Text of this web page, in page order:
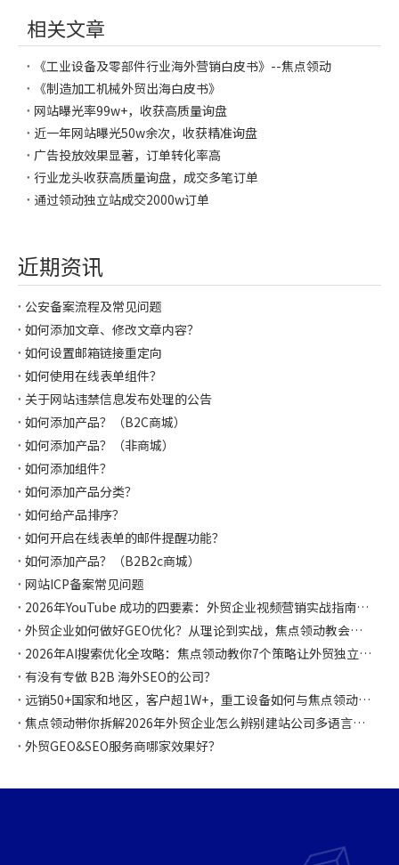
相关文章
《工业设备及零部件行业海外营销白皮书》--焦点领动
《制造加工机械外贸出海白皮书》
网站曝光率99w+，收获高质量询盘
近一年网站曝光50w余次，收获精准询盘
广告投放效果显著，订单转化率高
行业龙头收获高质量询盘，成交多笔订单
通过领动独立站成交2000w订单
近期资讯
公安备案流程及常见问题
如何添加文章、修改文章内容？
如何设置邮箱链接重定向
如何使用在线表单组件？
关于网站违禁信息发布处理的公告
如何添加产品？（B2C商城）
如何添加产品？（非商城）
如何添加组件？
如何添加产品分类？
如何给产品排序？
如何开启在线表单的邮件提醒功能？
如何添加产品？（B2B2c商城）
网站ICP备案常见问题
2026年YouTube 成功的四要素：外贸企业视频营销实战指南，焦点领动都帮你整理好啦
外贸企业如何做好GEO优化？从理论到实战，焦点领动教会你如何让AI主动推荐你！
2026年AI搜索优化全攻略：焦点领动教你7个策略让外贸独立站在AI时代抢占流量先机
有没有专做 B2B 海外SEO的公司？
远销50+国家和地区，客户超1W+，重工设备如何与焦点领动合作独立站突破获客困局，斩获千万海外订单！
焦点领动带你拆解2026年外贸企业怎么辨别建站公司多语言是否专业？怎么选择？
外贸GEO&SEO服务商哪家效果好？